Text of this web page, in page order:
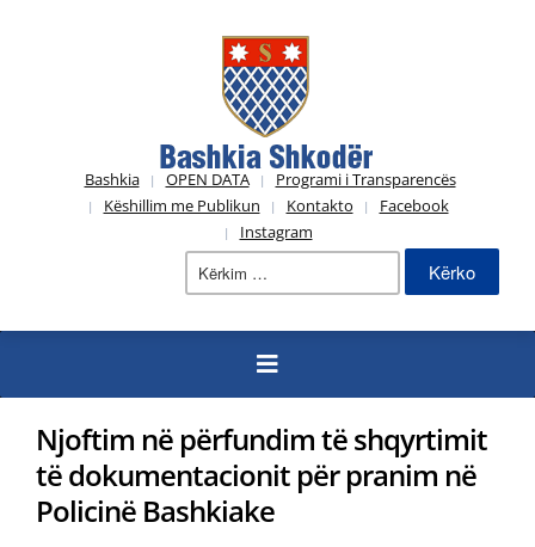
Bashkia OPEN DATA
Programi i Transparencës
Këshillim me Publikun
Kontakto
Facebook
Instagram
Kërko
Njoftim në përfundim të shqyrtimit
të dokumentacionit për pranim në
Policinë Bashkiake